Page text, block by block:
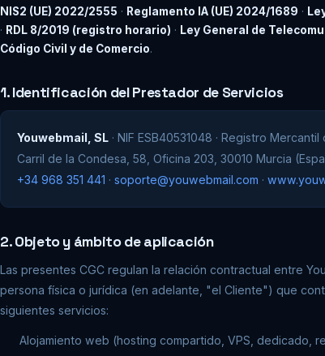
NIS2 (UE) 2022/2555 · Reglamento IA (UE) 2024/1689 ·
· RDL 8/2019 (registro horario) · Ley General de
Código Civil y de Comercio.
1. Identificación del Prestador de Servicios
Youwebmail, SL · NIF ESB40531048 · Registro
Carril de la Condesa, 58, Oficina 203, 30010 Murcia
+34 968 351 441 · soporte@youwebmail.com ·
2. Objeto y ámbito de aplicación
Las presentes CGC regulan la relación contractual entre
persona física o jurídica (en adelante, "el Cliente") que
siguientes servicios:
Alojamiento web (hosting compartido, VPS, dedicado,